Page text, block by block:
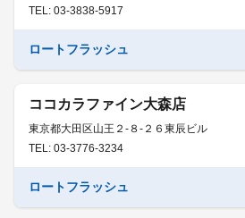
TEL: 03-3838-5917
ロートフラッシュ
ココカラファイン大森店
東京都大田区山王２-８-２６東辰ビル
TEL: 03-3776-3234
ロートフラッシュ